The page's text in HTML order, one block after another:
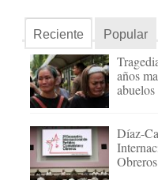
Reciente Popular
años
abuelos
Díaz-